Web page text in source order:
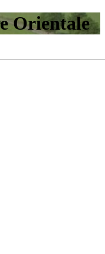
Orientale